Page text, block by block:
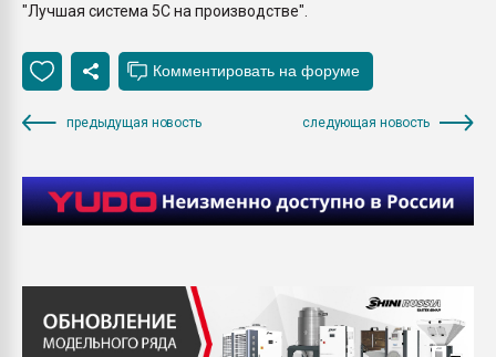
"Лучшая система 5С на производстве".
предыдущая новость следующая новость